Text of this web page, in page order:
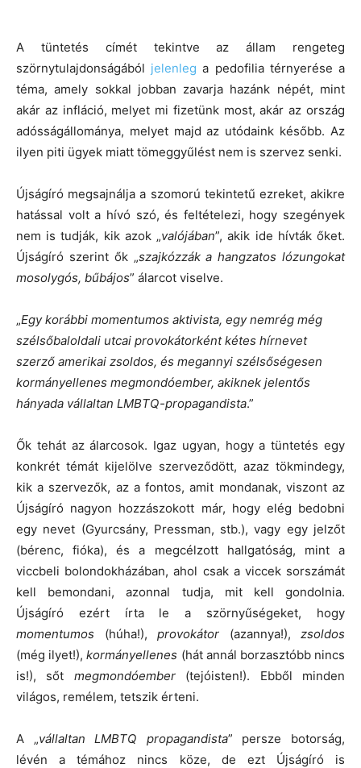
A tüntetés címét tekintve az állam rengeteg
szörnytulajdonságából jelenleg a pedofilia térnyerése a
téma, amely sokkal jobban zavarja hazánk népét, mint
akár az infláció, melyet mi fizetünk most, akár az ország
adósságállománya, melyet majd az utódaink később. Az
ilyen piti ügyek miatt tömeggyűlést nem is szervez senki.
Újságíró megsajnálja a szomorú tekintetű ezreket, akikre
hatással volt a hívó szó, és feltételezi, hogy szegények
nem is tudják, kik azok „valójában”, akik ide hívták őket.
Újságíró szerint ők „szajkózzák a hangzatos lózungokat
mosolygós, bűbájos” álarcot viselve.
„Egy korábbi momentumos aktivista, egy nemrég még
szélsőbaloldali utcai provokátorként kétes hírnevet
szerző amerikai zsoldos, és megannyi szélsőségesen
kormányellenes megmondóember, akiknek jelentős
hányada vállaltan LMBTQ-propagandista.”
Ők tehát az álarcosok. Igaz ugyan, hogy a tüntetés egy
konkrét témát kijelölve szerveződött, azaz tökmindegy,
kik a szervezők, az a fontos, amit mondanak, viszont az
Újságíró nagyon hozzászokott már, hogy elég bedobni
egy nevet (Gyurcsány, Pressman, stb.), vagy egy jelzőt
(bérenc, fióka), és a megcélzott hallgatóság, mint a
viccbeli bolondokházában, ahol csak a viccek sorszámát
kell bemondani, azonnal tudja, mit kell gondolnia.
Újságíró ezért írta le a szörnyűségeket, hogy
momentumos (húha!), provokátor (azannya!), zsoldos
(még ilyet!),kormányellenes (hát annál borzasztóbb nincs
is!), sőt megmondóember(tejóisten!). Ebből minden
világos, remélem, tetszik érteni.
A „vállaltan LMBTQ propagandista” persze botorság,
lévén a témához nincs köze, de ezt Újságíró is